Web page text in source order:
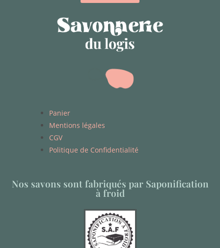
Panier
Mentions légales
CGV
Politique de Confidentialité
Nos savons sont fabriqués par Saponification
à froid